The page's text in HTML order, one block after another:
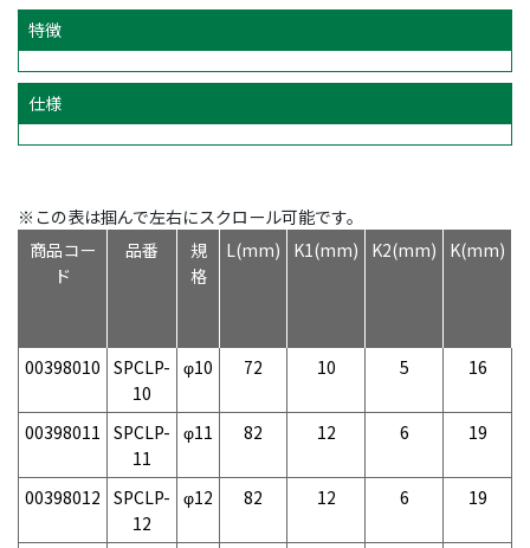
特徴
仕様
※この表は掴んで左右にスクロール可能です。
商品コー
ド
品番
規
格
L(mm) K1(mm) K2(mm) K(mm)
00398010 SPCLP-
10
φ10 72 10 5 16
00398011 SPCLP-
11
φ11 82 12 6 19
00398012 SPCLP-
12
φ12 82 12 6 19